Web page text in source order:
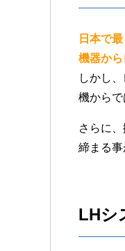
日本で
機器か
しかし
機からで
さらに
締まる事
LHシ